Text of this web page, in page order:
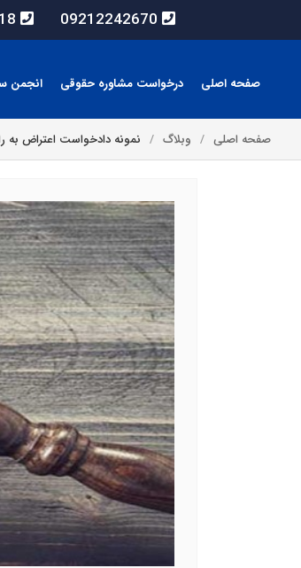
09212242670
صفحه اصلی درخواست مشاوره حقوقی انجمن
صفحه اصلی وبلاگ نمونه دادخواست اعتراض به